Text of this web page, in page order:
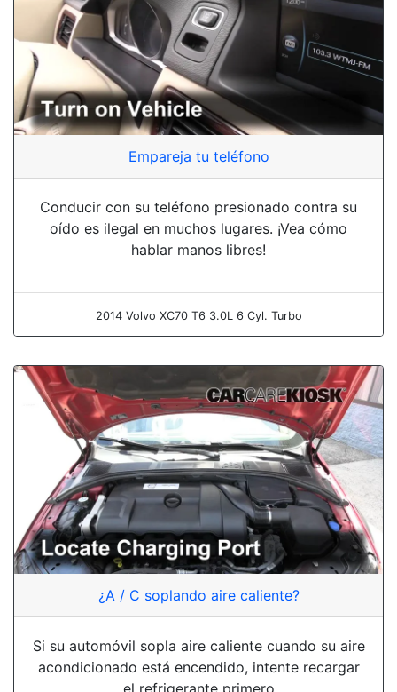
Empareja tu teléfono
Conducir con su teléfono presionado contra su
oído es ilegal en muchos lugares. ¡Vea cómo
hablar manos libres!
2014 Volvo XC70 T6 3.0L 6 Cyl. Turbo
¿A / C soplando aire caliente?
Si su automóvil sopla aire caliente cuando su aire
acondicionado está encendido, intente recargar
el refrigerante primero